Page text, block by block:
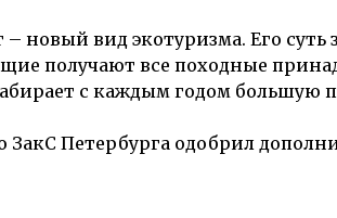
– новый вид экотуризма. Его
получают все походные
с каждым годом большую
ЗакС Петербурга одобрил